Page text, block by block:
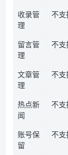
收录管
理
不支
留言管
理
不支
文章管
理
不支
热点新
闻
不支
账号保
留
不支